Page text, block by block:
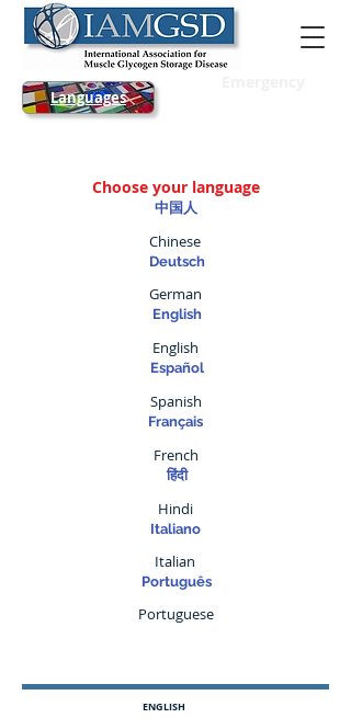
Languages
Choose your language
中国人
Chinese
Deutsch
German
English
English
Español
Spanish
Français
French
हिंदी
Hindi
Italiano
Italian
Português
Portuguese
ENGLISH